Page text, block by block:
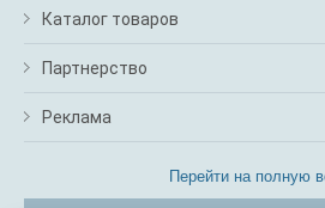
Каталог товаров
Партнерство
Реклама
Перейти на полную